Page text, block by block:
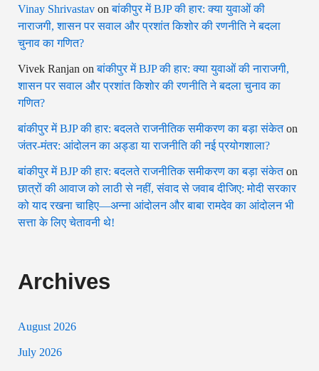
Vinay Shrivastav onबांकीपुर में BJP की हार: क्या युवाओं की
नाराजगी, शासन पर सवाल और प्रशांत किशोर की रणनीति ने बदला
चुनाव का गणित?
Vivek Ranjan onबांकीपुर में BJP की हार: क्या युवाओं की नाराजगी,
शासन पर सवाल और प्रशांत किशोर की रणनीति ने बदला चुनाव का
गणित?
बांकीपुर में BJP की हार: बदलते राजनीतिक समीकरण का बड़ा संकेतon
जंतर-मंतर: आंदोलन का अड्डा या राजनीति की नई प्रयोगशाला?
बांकीपुर में BJP की हार: बदलते राजनीतिक समीकरण का बड़ा संकेतon
छात्रों की आवाज को लाठी से नहीं, संवाद से जवाब दीजिए: मोदी सरकार
को याद रखना चाहिए—अन्ना आंदोलन और बाबा रामदेव का आंदोलन भी
सत्ता के लिए चेतावनी थे!
Archives
August 2026
July 2026